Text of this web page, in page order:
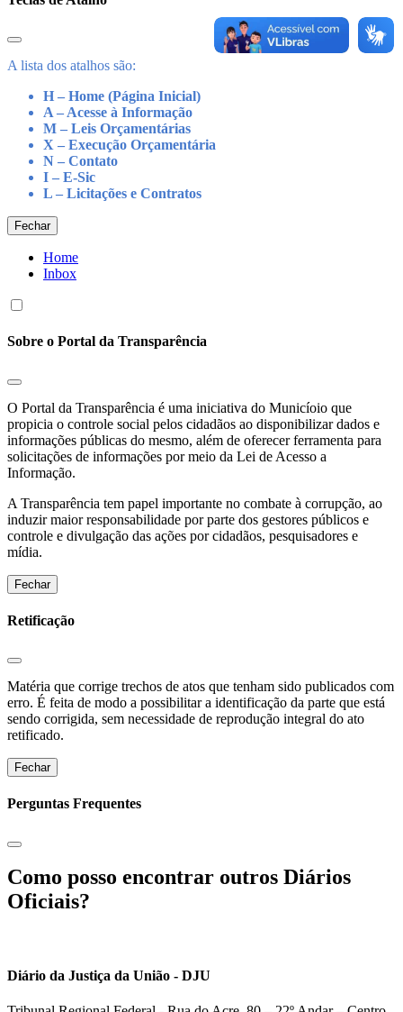
A lista dos atalhos são:
H – Home (Página Inicial)
A – Acesse à Informação
M – Leis Orçamentárias
X – Execução Orçamentária
N – Contato
I – E-Sic
L – Licitações e Contratos
Fechar
Home
Inbox
Sobre o Portal da Transparência
O Portal da Transparência é uma iniciativa do Municíoio que
propicia o controle social pelos cidadãos ao disponibilizar dados e
informações públicas do mesmo, além de oferecer ferramenta para
solicitações de informações por meio da Lei de Acesso a
Informação.
A Transparência tem papel importante no combate à corrupção, ao
induzir maior responsabilidade por parte dos gestores públicos e
controle e divulgação das ações por cidadãos, pesquisadores e
mídia.
Fechar
Retificação
Matéria que corrige trechos de atos que tenham sido publicados com
erro. É feita de modo a possibilitar a identificação da parte que está
sendo corrigida, sem necessidade de reprodução integral do ato
retificado.
Fechar
Perguntas Frequentes
Como posso encontrar outros Diários
Oficiais?
Diário da Justiça da União - DJU